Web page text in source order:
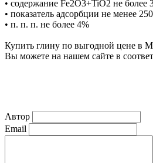
• содержание Fe2O3+TiO2 не более
• показатель адсорбции не менее
• п. п. п. не более 4%
Купить глину по выгодной цене в
Вы можете на нашем сайте в
Автор
Email